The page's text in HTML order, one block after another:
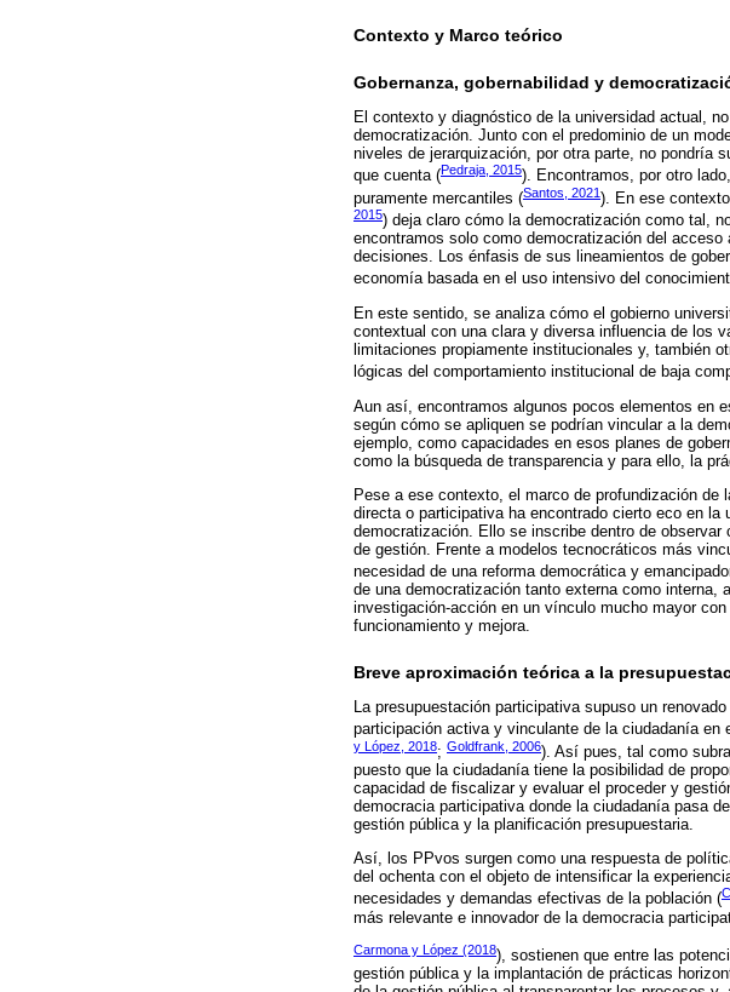
Contexto y Marco teórico
Gobernanza, gobernabilidad y
El contexto y diagnóstico de la universidad actual,
democratización. Junto con el predominio de un
niveles de jerarquización, por otra parte, no pondría
que cuenta (Pedraja, 2015). Encontramos, por otro
puramente mercantiles (Santos, 2021). En ese
2015) deja claro cómo la democratización como tal,
encontramos solo como democratización del
decisiones. Los énfasis de sus lineamientos de
economía basada en el uso intensivo del
En este sentido, se analiza cómo el gobierno
contextual con una clara y diversa influencia de los
limitaciones propiamente institucionales y, también
lógicas del comportamiento institucional de baja
Aun así, encontramos algunos pocos elementos en
según cómo se apliquen se podrían vincular a la
ejemplo, como capacidades en esos planes de
como la búsqueda de transparencia y para ello, la
Pese a ese contexto, el marco de profundización de
directa o participativa ha encontrado cierto eco en
democratización. Ello se inscribe dentro de
de gestión. Frente a modelos tecnocráticos más
necesidad de una reforma democrática y
de una democratización tanto externa como
investigación-acción en un vínculo mucho mayor
funcionamiento y mejora.
Breve aproximación teórica a la
La presupuestación participativa supuso un
participación activa y vinculante de la ciudadanía
y López, 2018; Goldfrank, 2006). Así pues, tal como
puesto que la ciudadanía tiene la posibilidad de
capacidad de fiscalizar y evaluar el proceder y
democracia participativa donde la ciudadanía pasa
gestión pública y la planificación presupuestaria.
Así, los PPvos surgen como una respuesta de
del ochenta con el objeto de intensificar la
necesidades y demandas efectivas de la población (
más relevante e innovador de la democracia
Carmona y López (2018), sostienen que entre las
gestión pública y la implantación de prácticas